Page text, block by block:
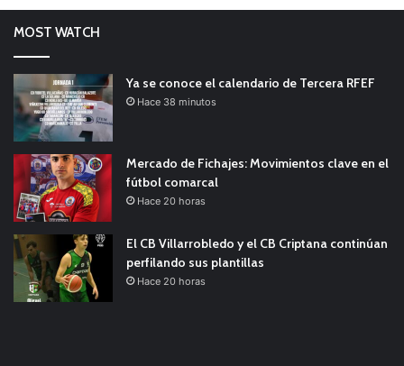
MOST WATCH
Ya se conoce el calendario de Tercera RFEF
Hace 38 minutos
Mercado de Fichajes: Movimientos clave en el
fútbol comarcal
Hace 20 horas
El CB Villarrobledo y el CB Criptana continúan
perfilando sus plantillas
Hace 20 horas